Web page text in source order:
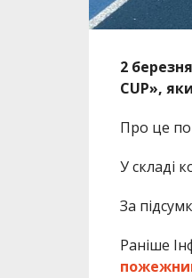
2
CUP»,
Про це
У складі
За
Раніше